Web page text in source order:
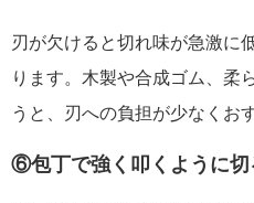
刃が欠けると切れ味が急激に
ります。木製や合成ゴム、柔
うと、刃への負担が少なくお
⑥包丁で強く叩くように切